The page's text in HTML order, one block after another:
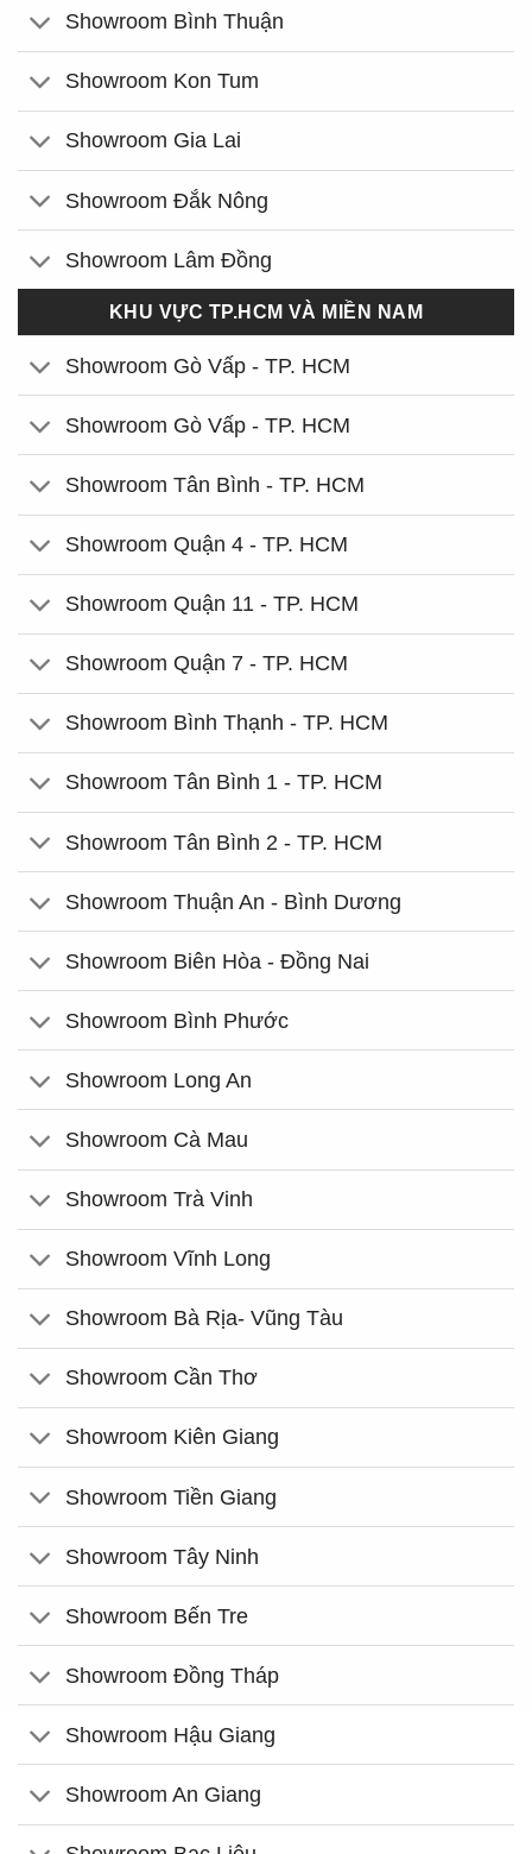
Showroom Bình Thuận
Showroom Kon Tum
Showroom Gia Lai
Showroom Đắk Nông
Showroom Lâm Đồng
KHU VỰC TP.HCM VÀ MIỀN NAM
Showroom Gò Vấp - TP. HCM
Showroom Gò Vấp - TP. HCM
Showroom Tân Bình - TP. HCM
Showroom Quận 4 - TP. HCM
Showroom Quận 11 - TP. HCM
Showroom Quận 7 - TP. HCM
Showroom Bình Thạnh - TP. HCM
Showroom Tân Bình 1 - TP. HCM
Showroom Tân Bình 2 - TP. HCM
Showroom Thuận An - Bình Dương
Showroom Biên Hòa - Đồng Nai
Showroom Bình Phước
Showroom Long An
Showroom Cà Mau
Showroom Trà Vinh
Showroom Vĩnh Long
Showroom Bà Rịa- Vũng Tàu
Showroom Cần Thơ
Showroom Kiên Giang
Showroom Tiền Giang
Showroom Tây Ninh
Showroom Bến Tre
Showroom Đồng Tháp
Showroom Hậu Giang
Showroom An Giang